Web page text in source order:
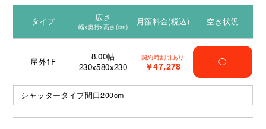
タイプ 広さ
幅x奥行x高さ(cm) 月額料金(税込) 空き状況
屋外1F 8.00帖
230x580x230
契約時割引あり
￥47,278 ◯
シャッタータイプ間口200cm